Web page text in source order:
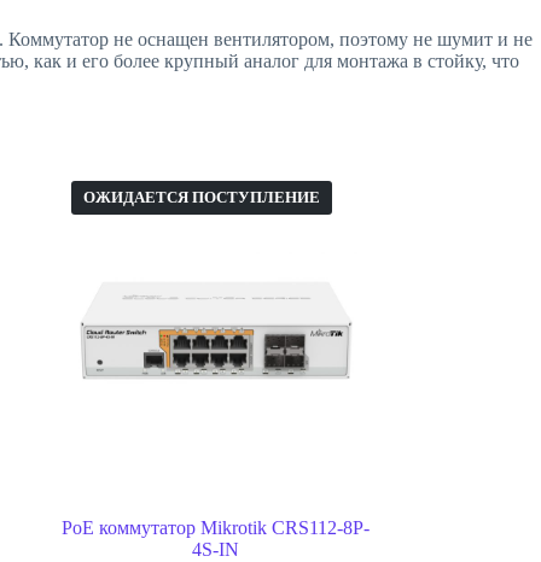
не оснащен вентилятором, поэтому не шумит и не
как и его более крупный аналог для монтажа в стойку, что
ОЖИДАЕТСЯ ПОСТУПЛЕНИЕ
PoE коммутатор Mikrotik CRS112-8P-
4S-IN